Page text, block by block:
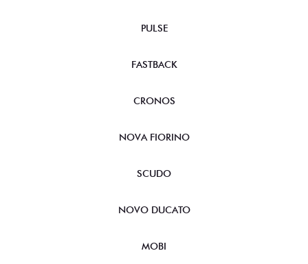
PULSE
FASTBACK
CRONOS
NOVA FIORINO
SCUDO
NOVO DUCATO
MOBI